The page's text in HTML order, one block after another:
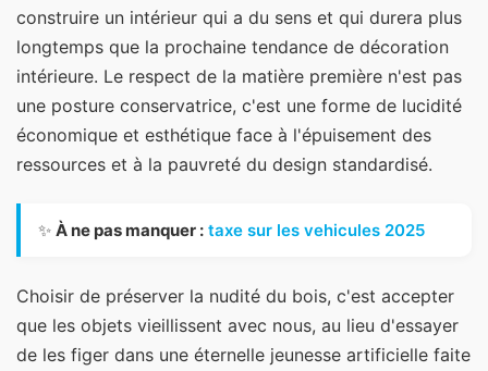
construire un intérieur qui a du sens et qui durera plus
longtemps que la prochaine tendance de décoration
intérieure. Le respect de la matière première n'est pas
une posture conservatrice, c'est une forme de lucidité
économique et esthétique face à l'épuisement des
ressources et à la pauvreté du design standardisé.
✨ À ne pas manquer : taxe sur les vehicules 2025
Choisir de préserver la nudité du bois, c'est accepter
que les objets vieillissent avec nous, au lieu d'essayer
de les figer dans une éternelle jeunesse artificielle faite